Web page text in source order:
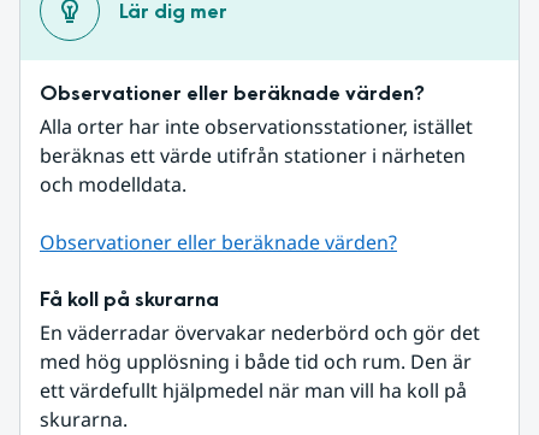
Lär dig mer
Observationer eller beräknade värden?
Alla orter har inte observationsstationer, istället
beräknas ett värde utifrån stationer i närheten
och modelldata.
Observationer eller beräknade värden?
Få koll på skurarna
En väderradar övervakar nederbörd och gör det
med hög upplösning i både tid och rum. Den är
ett värdefullt hjälpmedel när man vill ha koll på
skurarna.